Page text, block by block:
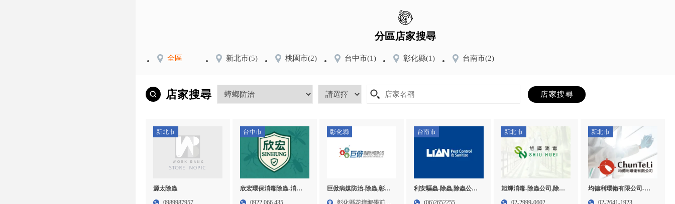
分區店家搜尋
全區 新北市(5) 桃園市(2) 台中市(1) 彰化縣(1) 台南市(2)
店家搜尋
新北市
源太除蟲
0989987957
台中市
欣宏環保消毒除蟲-消毒
公司,除蟲公司,台中消毒
0922 066 435
彰化縣
巨俽病媒防治-除蟲,彰化
除蟲,花壇除蟲,除蟲公司
彰化縣花壇鄉學前路
台南市
利安驅蟲-除蟲,除蟲公司,
台南除蟲,安南區除蟲公
(06)2652255
新北市
旭輝消毒-除蟲公司,除蟲,
台北除蟲公司,三重除蟲
02-2999-0602
新北市
均德利環衛有限公司-消
毒公司,除蟲,滅鼠,台北消
02-2641-1923